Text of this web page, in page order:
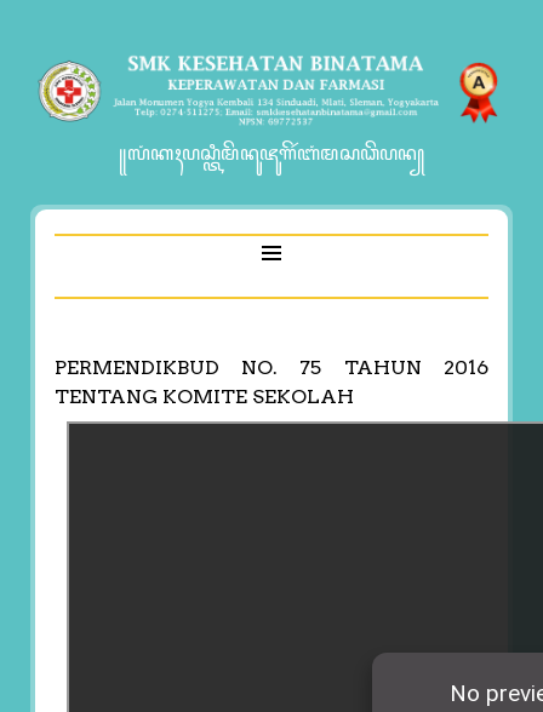
꧋ꦭꦁꦏꦃꦥꦱ꧀ꦠꦶꦩꦼꦤꦸꦗꦸꦒꦼꦂꦧꦁꦩꦱꦣꦼꦥꦤ꧀
PERMENDIKBUD NO. 75 TAHUN 2016
TENTANG KOMITE SEKOLAH